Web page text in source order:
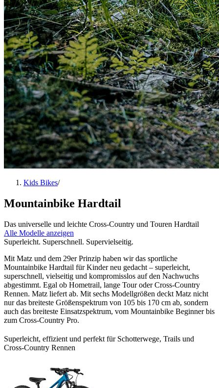
Kids Bikes/
Mountainbike Hardtail
Das universelle und leichte Cross-Country und Touren Hardtail
Alle Modelle anzeigen
Superleicht. Superschnell. Supervielseitig.
Mit Matz und dem 29er Prinzip haben wir das sportliche
Mountainbike Hardtail für Kinder neu gedacht – superleicht,
superschnell, vielseitig und kompromisslos auf den Nachwuchs
abgestimmt. Egal ob Hometrail, lange Tour oder Cross-Country
Rennen. Matz liefert ab. Mit sechs Modellgrößen deckt Matz nicht
nur das breiteste Größenspektrum von 105 bis 170 cm ab, sondern
auch das breiteste Einsatzspektrum, vom Mountainbike Beginner bis
zum Cross-Country Pro.
Superleicht, effizient und perfekt für Schotterwege, Trails und
Cross-Country Rennen